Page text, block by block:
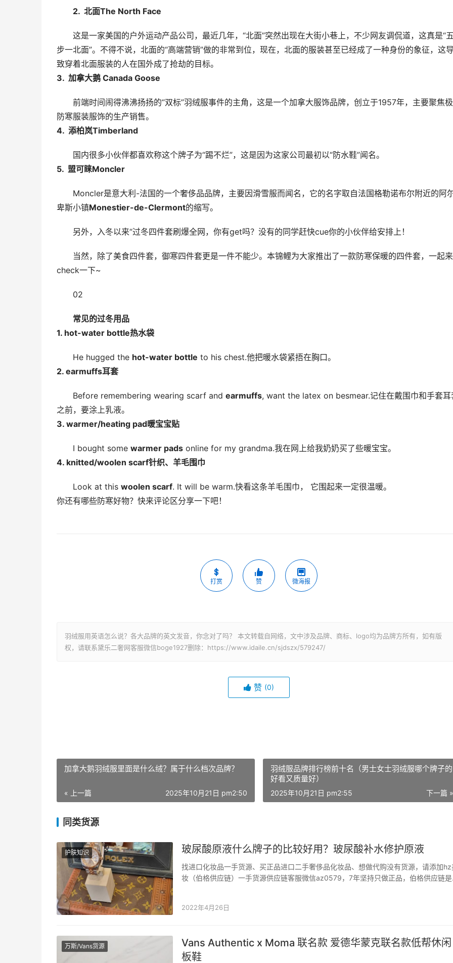
2.  北面The North Face
这是一家美国的户外运动产品公司，最近几年，“北面”突然出现在大街小巷上，不少网友调侃道，这真是“
步一北面”。不得不说，北面的“高端营销”做的非常到位，现在，北面的服装甚至已经成了一种身份的象征，这
致穿着北面服装的人在国外成了抢劫的目标。
3.  加拿大鹅 Canada Goose
前端时间闹得沸沸扬扬的“双标”羽绒服事件的主角，这是一个加拿大服饰品牌，创立于1957年，主要聚焦
防寒服装服饰的生产销售。
4.  添柏岚Timberland
国内很多小伙伴都喜欢称这个牌子为“踢不烂”，这是因为这家公司最初以“防水鞋”闻名。
5.  盟可睐Moncler
Moncler是意大利-法国的一个奢侈品品牌，主要因滑雪服而闻名，它的名字取自法国格勒诺布尔附近的阿
卑斯小镇Monestier-de-Clermont的缩写。
另外，入冬以来“过冬四件套刷爆全网，你有get吗？没有的同学赶快cue你的小伙伴给安排上！
当然，除了美食四件套，御寒四件套更是一件不能少。本锦鲤为大家推出了一款防寒保暖的四件套，一起来
check一下~
02
常见的过冬用品
1. hot-water bottle热水袋
He hugged the hot-water bottle to his chest.他把暖水袋紧捂在胸口。
2. earmuffs耳套
Before remembering wearing scarf and earmuffs, want the latex on besmear.记住在戴围巾和手套耳
之前，要涂上乳液。
3. warmer/heating pad暖宝宝贴
I bought some warmer pads online for my grandma.我在网上给我奶奶买了些暖宝宝。
4. knitted/woolen scarf针织、羊毛围巾
Look at this woolen scarf. It will be warm.快看这条羊毛围巾， 它围起来一定很温暖。
你还有哪些防寒好物？快来评论区分享一下吧！
打赏 赞 微海报
羽绒服用英语怎么说？各大品牌的英文发音，你念对了吗？ 本文转载自网络，文中涉及品牌、商标、logo均为品牌方所有，如有版
权，请联系黛乐二奢网客服微信boge1927删除：https://www.idaile.cn/sjdszx/579247/
赞 (0)
加拿大鹅羽绒服里面是什么绒？属于什么档次品牌？
« 上一篇 2025年10月21日 pm2:50
羽绒服品牌排行榜前十名（男士女士羽绒服哪个牌子的
好看又质量好）
下一篇 »
2025年10月21日 pm2:55
同类货源
护肤知识 玻尿酸原液什么牌子的比较好用？玻尿酸补水修护原液
找进口化妆品一手货源、买正品进口二手奢侈品化妆品、想做代购没有货源，请添加hz
妆（伯格供应链）一手货源供应链客服微信az0579，7年坚持只做正品，伯格供应链
2022年4月26日
万斯/Vans货源
Vans Authentic x Moma 联名款 爱德华蒙克联名款低帮休闲
板鞋